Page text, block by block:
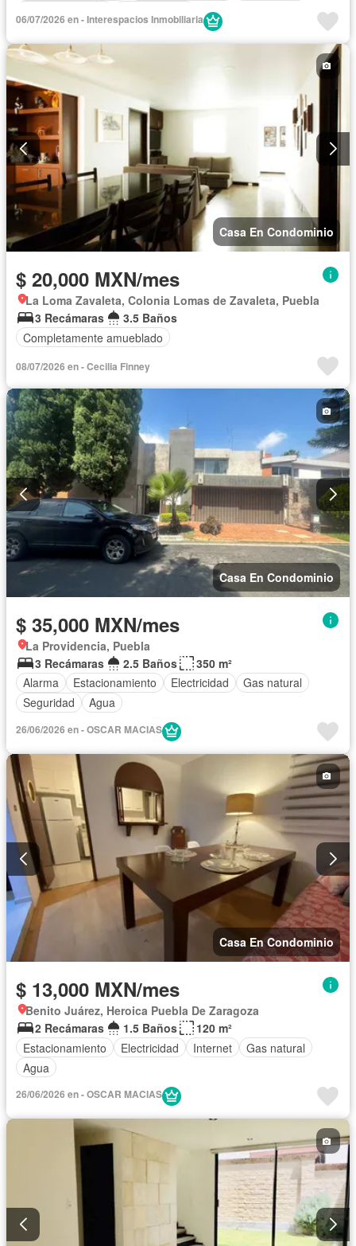
06/07/2026 en - Interespacios Inmobiliaria
Casa En Condominio
$ 20,000 MXN/mes
La Loma Zavaleta, Colonia Lomas de Zavaleta, Puebla
3 Recámaras
3.5 Baños
Completamente amueblado
08/07/2026 en - Cecilia Finney
Casa En Condominio
$ 35,000 MXN/mes
La Providencia, Puebla
3 Recámaras
2.5 Baños
350 m²
Alarma
Estacionamiento Electricidad
Gas natural
Seguridad
Agua
26/06/2026 en - OSCAR MACIAS
Casa En Condominio
$ 13,000 MXN/mes
Benito Juárez, Heroica Puebla De Zaragoza
2 Recámaras
1.5 Baños
120 m²
Estacionamiento
Electricidad Internet
Gas natural
Agua
26/06/2026 en - OSCAR MACIAS